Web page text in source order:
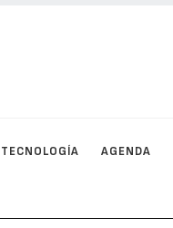
TECNOLOGÍA AGENDA